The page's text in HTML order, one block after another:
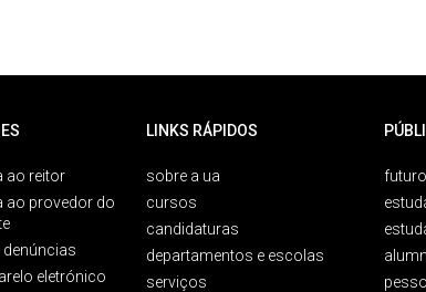
ao reitor
ao provedor do
denúncias
eletrónico
LINKS RÁPIDOS
sobre a ua
cursos
candidaturas
departamentos e escolas
serviços